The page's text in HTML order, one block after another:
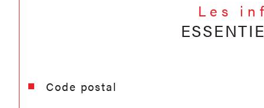
Les
Caractéristiques Valeurs
Code postal